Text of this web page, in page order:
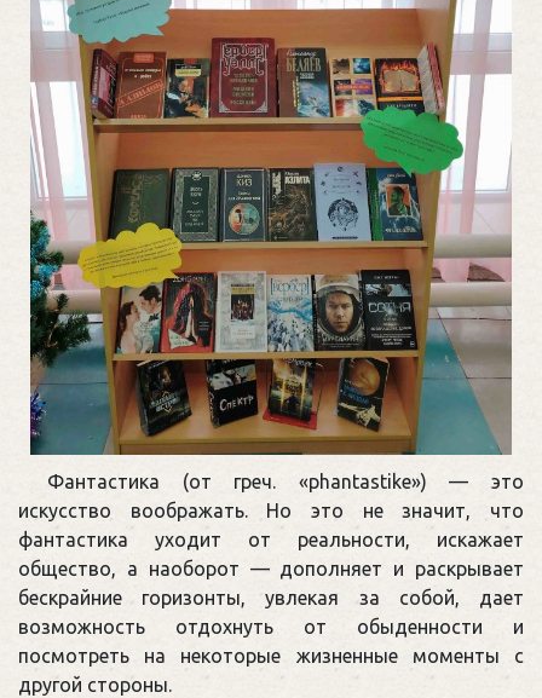
Фантастика (от греч. «phantastike») — это
искусство воображать. Но это не значит, что
фантастика уходит от реальности, искажает
общество, а наоборот — дополняет и раскрывает
бескрайние горизонты, увлекая за собой, дает
возможность отдохнуть от обыденности и
посмотреть на некоторые жизненные моменты с
другой стороны.